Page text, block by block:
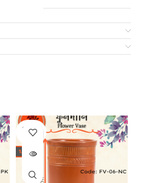
SOLD
OUT